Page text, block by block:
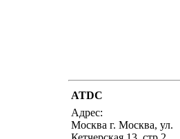
ATDC
Адрес:
Москва г. Москва, ул.